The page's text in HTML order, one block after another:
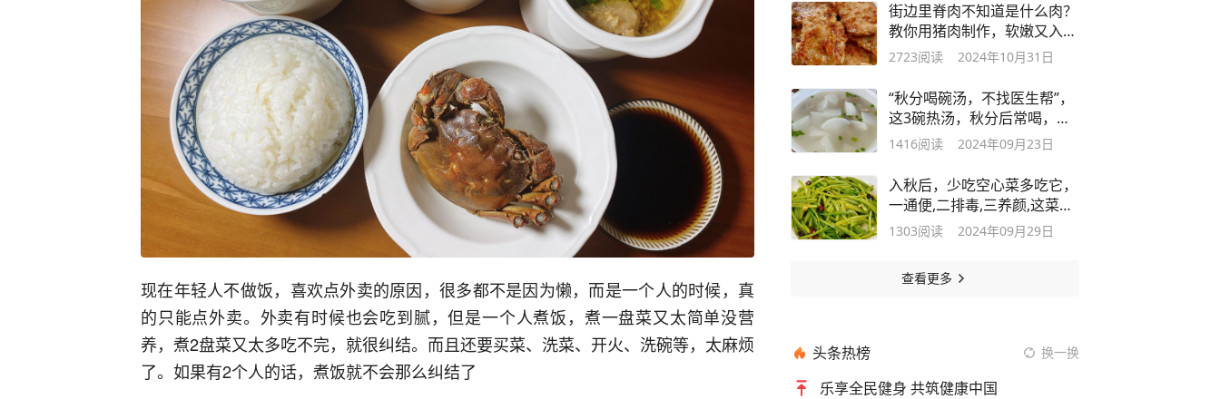
现在年轻人不做饭，喜欢点外卖的原因，很多都不是因为懒，而是一个人的时候，真
的只能点外卖。外卖有时候也会吃到腻，但是一个人煮饭，煮一盘菜又太简单没营
养，煮2盘菜又太多吃不完，就很纠结。而且还要买菜、洗菜、开火、洗碗等，太麻烦
了。如果有2个人的话，煮饭就不会那么纠结了
街边里脊肉不知道是什么肉？
教你用猪肉制作，软嫩又入
味，太香了
2723阅读 2024年10月31日
“秋分喝碗汤，不找医生帮”，
这3碗热汤，秋分后常喝，暖
身养人
1416阅读 2024年09月23日
入秋后，少吃空心菜多吃它，
一通便,二排毒,三养颜,这菜全
身是宝
1303阅读 2024年09月29日
查看更多
头条热榜 换一换
乐享全民健身 共筑健康中国